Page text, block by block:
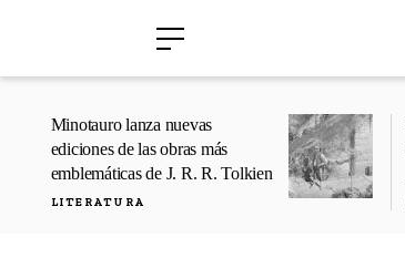
Minotauro lanza nuevas
ediciones de las obras más
emblemáticas de J. R. R. Tolkien
LITERATURA
›